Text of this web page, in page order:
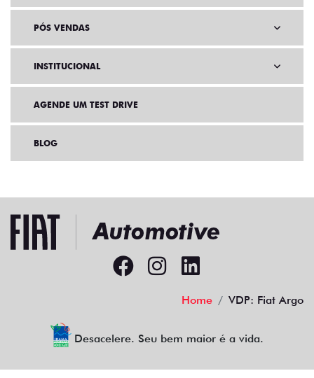
PÓS VENDAS
INSTITUCIONAL
AGENDE UM TEST DRIVE
BLOG
Home VDP: Fiat Argo
Desacelere. Seu bem maior é a vida.